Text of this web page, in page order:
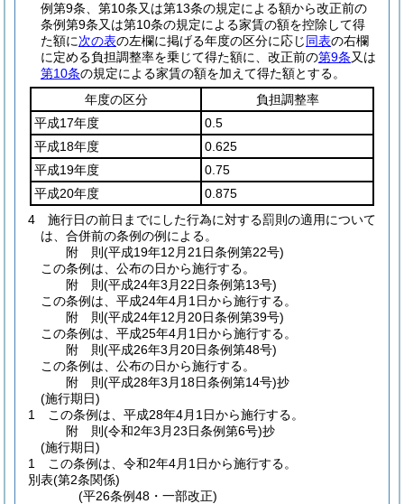
例第9条、第10条又は第13条の規定による額から改正前の
条例第9条又は第10条の規定による家賃の額を控除して得
た額に次の表の左欄に掲げる年度の区分に応じ同表の右欄
に定める負担調整率を乗じて得た額に、改正前の第9条又は
第10条の規定による家賃の額を加えて得た額とする。
年度の区分
負担調整率
平成17年度
0.5
平成18年度
0.625
平成19年度
0.75
平成20年度
0.875
4
施行日の前日までにした行為に対する罰則の適用について
は、合併前の条例の例による。
附 則(平成19年12月21日条例第22号)
この条例は、公布の日から施行する。
附 則(平成24年3月22日条例第13号)
この条例は、平成24年4月1日から施行する。
附 則(平成24年12月20日条例第39号)
この条例は、平成25年4月1日から施行する。
附 則(平成26年3月20日条例第48号)
この条例は、公布の日から施行する。
附 則(平成28年3月18日条例第14号)抄
(施行期日)
1
この条例は、平成28年4月1日から施行する。
附 則(令和2年3月23日条例第6号)抄
(施行期日)
1
この条例は、令和2年4月1日から施行する。
別表(第2条関係)
(平26条例48・一部改正)